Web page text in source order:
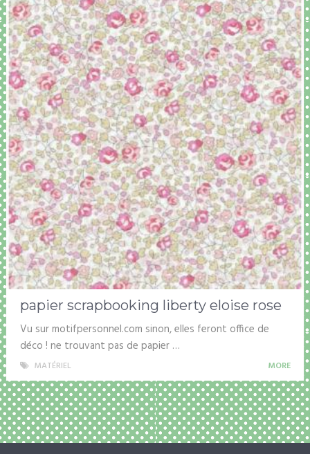
papier scrapbooking liberty eloise rose
Vu sur motifpersonnel.com sinon, elles feront office de
déco ! ne trouvant pas de papier …
MATÉRIEL MORE